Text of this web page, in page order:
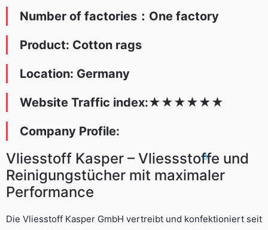
Number of factories：One factory
Product: Cotton rags
Location: Germany
Website Traffic index:★★★★★★
Company Profile:
Vliesstoff Kasper – Vliessstoffe und
Reinigungstücher mit maximaler
Performance
Die Vliesstoff Kasper GmbH vertreibt und konfektioniert seit